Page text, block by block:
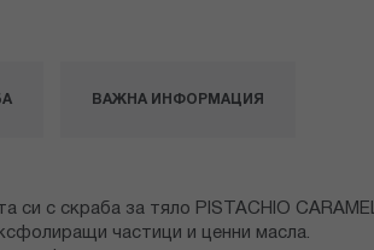
си с скраба за тяло PISTACHIO
частици и ценни масла.
ВАЖНА ИНФОРМАЦИЯ